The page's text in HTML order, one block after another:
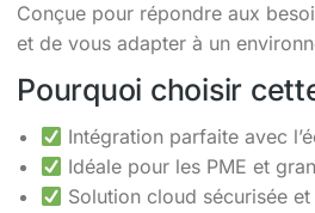
Conçue pour répondre aux
et de vous adapter à un
Pourquoi choisir
Intégration parfaite avec
Idéale pour les PME et
Solution cloud sécurisée